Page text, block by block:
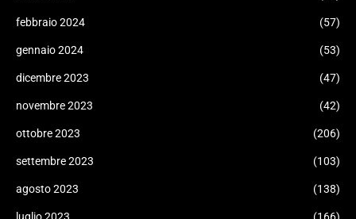
febbraio 2024 (57)
gennaio 2024 (53)
dicembre 2023 (47)
novembre 2023 (42)
ottobre 2023 (206)
settembre 2023 (103)
agosto 2023 (138)